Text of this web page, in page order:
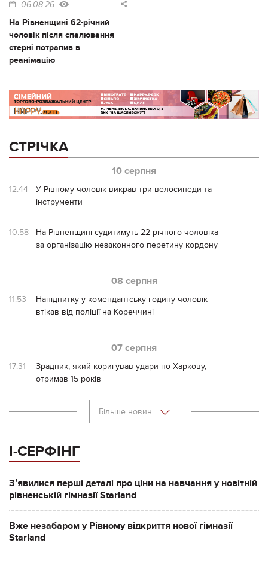
06.08.26
На Рівненщині 62-річний
чоловік після спалювання
стерні потрапив в
реанімацію
СТРІЧКА
10 серпня
12:44
У Рівному чоловік викрав три велосипеди та
інструменти
10:58
На Рівненщині судитимуть 22-річного чоловіка
за організацію незаконного перетину кордону
08 серпня
11:53
Напідпитку у комендантську годину чоловік
втікав від поліції на Кореччині
07 серпня
17:31
Зрадник, який коригував удари по Харкову,
отримав 15 років
Більше новин
І-СЕРФІНГ
Зʼявилися перші деталі про ціни на навчання у новітній
рівненській гімназії Starland
Вже незабаром у Рівному відкриття нової гімназії
Starland